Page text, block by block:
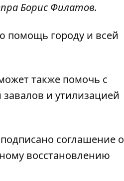
Борис Филатов.
помощь городу и всей
также помочь с
и утилизацией
соглашение о
восстановлению